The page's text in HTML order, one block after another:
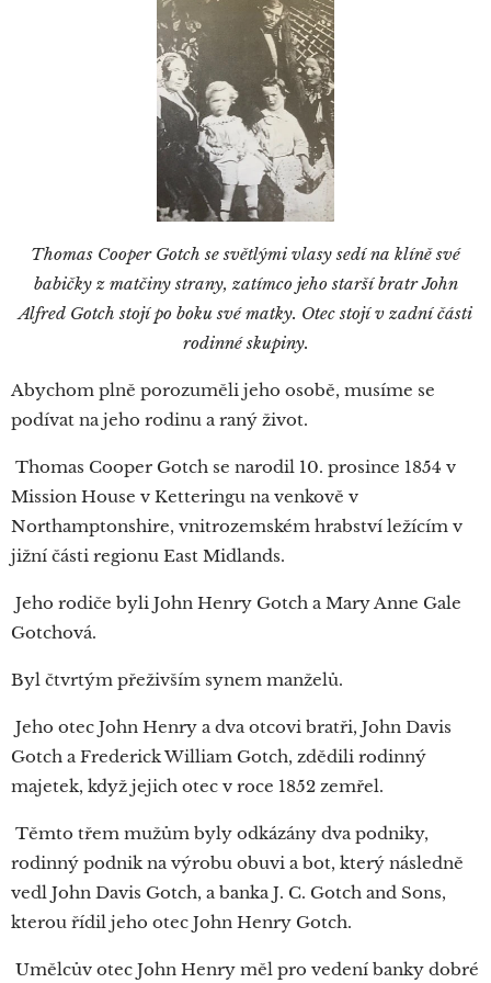
Thomas Cooper Gotch se světlými vlasy sedí na klíně své
babičky z matčiny strany, zatímco jeho starší bratr John
Alfred Gotch stojí po boku své matky. Otec stojí v zadní části
rodinné skupiny.
Abychom plně porozuměli jeho osobě, musíme se
podívat na jeho rodinu a raný život.
Thomas Cooper Gotch se narodil 10. prosince 1854 v
Mission House v Ketteringu na venkově v
Northamptonshire, vnitrozemském hrabství ležícím v
jižní části regionu East Midlands.
Jeho rodiče byli John Henry Gotch a Mary Anne Gale
Gotchová.
Byl čtvrtým přeživším synem manželů.
Jeho otec John Henry a dva otcovi bratři, John Davis
Gotch a Frederick William Gotch, zdědili rodinný
majetek, když jejich otec v roce 1852 zemřel.
Těmto třem mužům byly odkázány dva podniky,
rodinný podnik na výrobu obuvi a bot, který následně
vedl John Davis Gotch, a banka J. C. Gotch and Sons,
kterou řídil jeho otec John Henry Gotch.
Umělcův otec John Henry měl pro vedení banky dobré